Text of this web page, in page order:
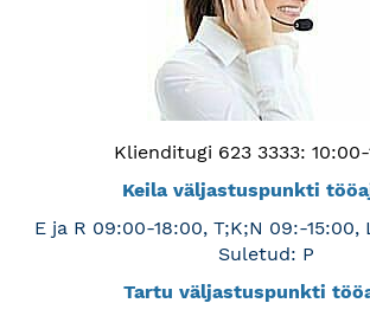
Klienditugi 623 3333:
Keila väljastuspunkti
E ja R 09:00-18:00, T;K;N 09:-15:00,
Suletud: P
Tartu väljastuspunkti